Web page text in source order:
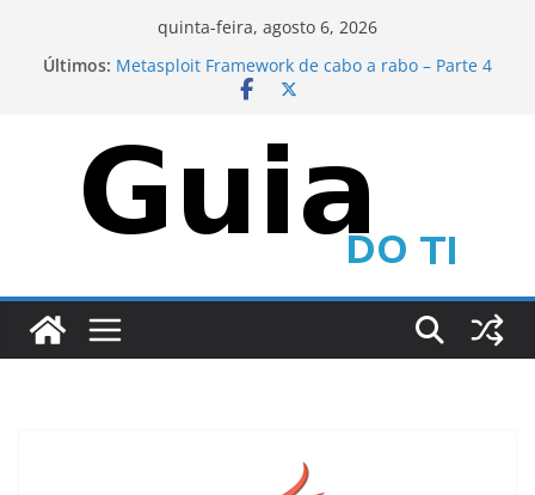
quinta-feira, agosto 6, 2026
Últimos: Metasploit Framework de cabo a rabo – Parte 4
CEH – Scanning Networks – Parte 1
CEH – Scanning Networks – Parte 2